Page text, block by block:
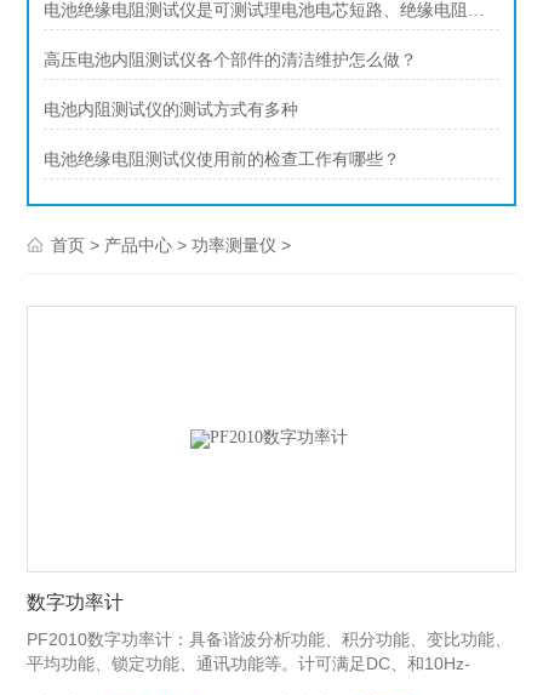
电池绝缘电阻测试仪是可测试理电池电芯短路、绝缘电阻的仪器
高压电池内阻测试仪各个部件的清洁维护怎么做？
电池内阻测试仪的测试方式有多种
电池绝缘电阻测试仪使用前的检查工作有哪些？
首页 > 产品中心 >功率测量仪 >
数字功率计
PF2010数字功率计：具备谐波分析功能、积分功能、变比功能、
平均功能、锁定功能、通讯功能等。计可满足DC、和10Hz-